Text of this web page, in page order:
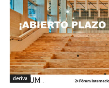
deriva